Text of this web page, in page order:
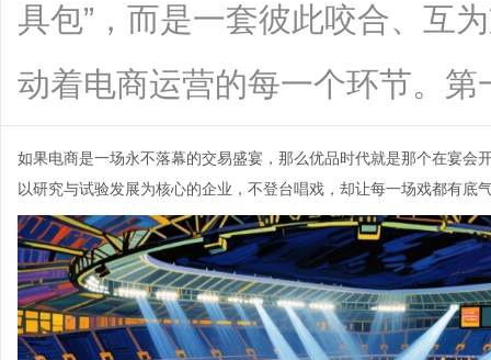
具包”，而是一套彼此咬合、互
动着电商运营的每一个环节。第
如果电商是一场永不落幕的交易盛宴，那么优品时代就是那个在宴会
以研究与试验发展为核心的企业，不登台唱戏，却让每一场戏都有底